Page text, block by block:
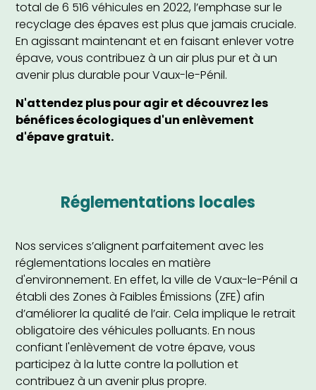
total de 6 516 véhicules en 2022, l’emphase sur le
recyclage des épaves est plus que jamais cruciale.
En agissant maintenant et en faisant enlever votre
épave, vous contribuez à un air plus pur et à un
avenir plus durable pour Vaux-le-Pénil.
N'attendez plus pour agir et découvrez les
bénéfices écologiques d'un enlèvement
d'épave gratuit.
Réglementations locales
Nos services s’alignent parfaitement avec les
réglementations locales en matière
d'environnement. En effet, la ville de Vaux-le-Pénil a
établi des Zones à Faibles Émissions (ZFE) afin
d’améliorer la qualité de l’air. Cela implique le retrait
obligatoire des véhicules polluants. En nous
confiant l'enlèvement de votre épave, vous
participez à la lutte contre la pollution et
contribuez à un avenir plus propre.